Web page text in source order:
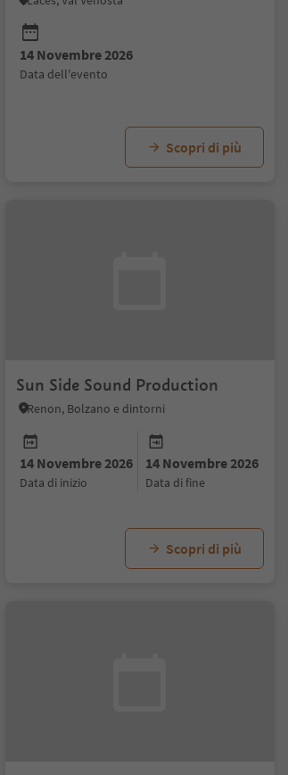
05 Dicembre 2026
data dell'evento
06 Dicembre
14 Novembre 2026
data dell'evento
Scopri di più
Sun Side Sound Production
Renon, Bolzano e dintorni
14 Novembre 2026
data di inizio
14 Novembre 2026
data di fine
Scopri di più